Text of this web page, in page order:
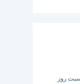
روز